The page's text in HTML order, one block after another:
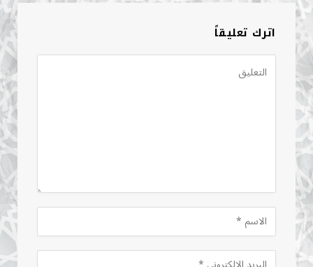
اترك تعليقاً